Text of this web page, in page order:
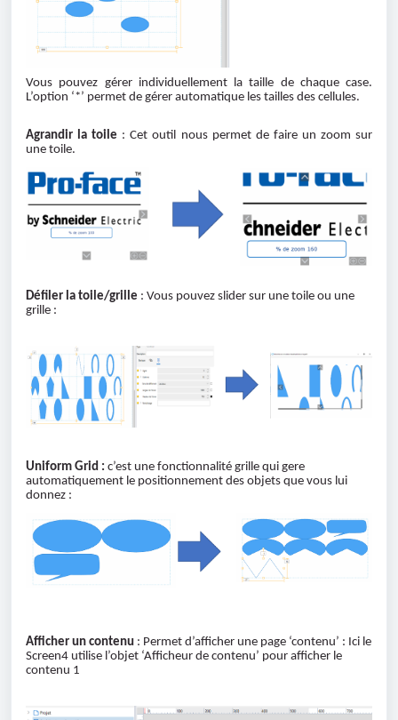
Vous pouvez gérer individuellement la taille de chaque case.
L’option ‘*’ permet de gérer automatique les tailles des cellules.
Agrandir la toile : Cet outil nous permet de faire un zoom sur
une toile.
Défiler la toile/grille : Vous pouvez slider sur une toile ou une
grille :
Uniform Grid : c’est une fonctionnalité grille qui gere
automatiquement le positionnement des objets que vous lui
donnez :
Afficher un contenu : Permet d’afficher une page ‘contenu’ : Ici le
Screen4 utilise l’objet ‘Afficheur de contenu’ pour afficher le
contenu 1